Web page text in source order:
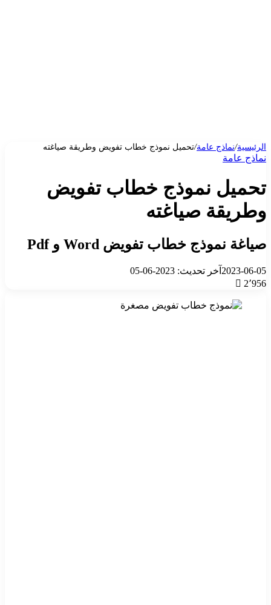
الرئيسية/نماذج عامة/تحميل نموذج خطاب تفويض وطريقة صياغته
نماذج عامة
تحميل نموذج خطاب تفويض
وطريقة صياغته
صياغة نموذج خطاب تفويض Word و Pdf
2023-06-05 آخر تحديث: 2023-06-05
2٬956